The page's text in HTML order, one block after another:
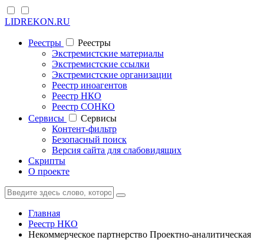
LIDREKON.RU
Реестры
Реестры
Экстремистские материалы
Экстремистские ссылки
Экстремистские организации
Реестр иноагентов
Реестр НКО
Реестр СОНКО
Cервисы
Cервисы
Контент-фильтр
Безопасный поиск
Версия сайта для слабовидящих
Скрипты
О проекте
Главная
Реестр НКО
Некоммерческое партнерство Проектно-аналитическая